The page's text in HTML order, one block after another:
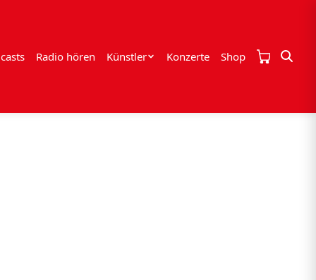
Radio hören Künstler Konzerte Shop